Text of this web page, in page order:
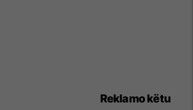
Reklamo këtu